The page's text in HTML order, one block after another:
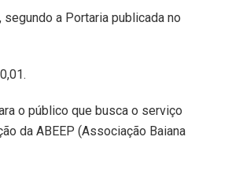
a Portaria publicada no
o público que busca o serviço
da ABEEP (Associação Baiana